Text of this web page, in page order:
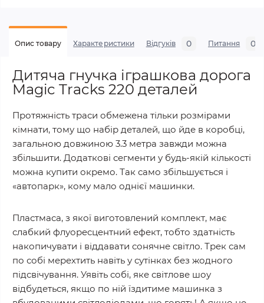
Опис товару Характеристики Відгуків 0 Питання 0
Дитяча гнучка іграшкова дорога
Magic Tracks 220 деталей
Протяжність траси обмежена тільки розмірами
кімнати, тому що набір деталей, що йде в коробці,
загальною довжиною 3.3 метра завжди можна
збільшити. Додаткові сегменти у будь-якій кількості
можна купити окремо. Так само збільшується і
«автопарк», кому мало однієї машинки.
Пластмаса, з якої виготовлений комплект, має
слабкий флуоресцентний ефект, тобто здатність
накопичувати і віддавати сонячне світло. Трек сам
по собі мерехтить навіть у сутінках без жодного
підсвічування. Уявіть собі, яке світлове шоу
відбудеться, якщо по ній їздитиме машинка з